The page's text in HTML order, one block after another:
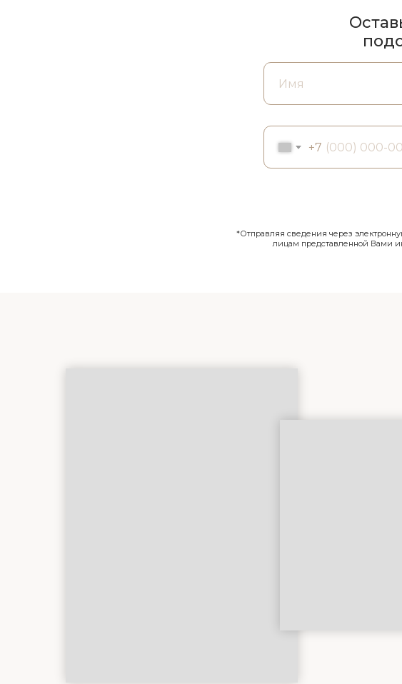
+7
*Отправляя сведения через
лицам представленной Вами